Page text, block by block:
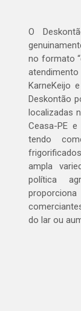
O
no formato
KarneKeijo
Deskontão
localizadas
Ceasa-PE
tendo
ampla
política
do lar ou